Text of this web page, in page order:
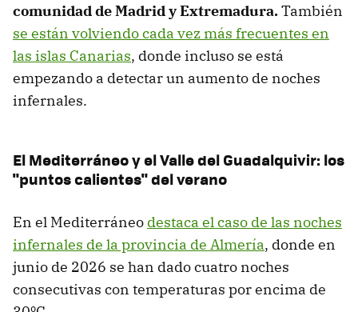
comunidad de Madrid y Extremadura.También
se están volviendo cada vez más frecuentes en
las islas Canarias, donde incluso se está
empezando a detectar un aumento de noches
infernales.
El Mediterráneo y el Valle del Guadalquivir: los
"puntos calientes" del verano
En el Mediterráneo destaca el caso de las noches
infernales de la provincia de Almería, donde en
junio de 2026 se han dado cuatro noches
consecutivas con temperaturas por encima de